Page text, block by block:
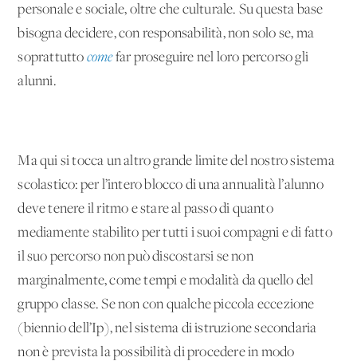
personale e sociale, oltre che culturale. Su questa base
bisogna decidere, con responsabilità, non solo se, ma
soprattutto comefar proseguire nel loro percorso gli
alunni.
Ma qui si tocca un altro grande limite del nostro sistema
scolastico: per l’intero blocco di una annualità l’alunno
deve tenere il ritmo e stare al passo di quanto
mediamente stabilito per tutti i suoi compagni e di fatto
il suo percorso non può discostarsi se non
marginalmente, come tempi e modalità da quello del
gruppo classe. Se non con qualche piccola eccezione
(biennio dell’Ip), nel sistema di istruzione secondaria
non è prevista la possibilità di procedere in modo